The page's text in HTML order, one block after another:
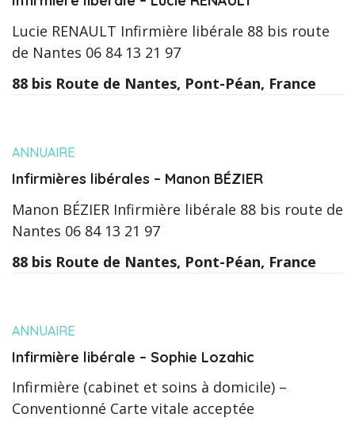
Lucie RENAULT Infirmière libérale 88 bis route
de Nantes 06 84 13 21 97
88 bis Route de Nantes, Pont-Péan, France
ANNUAIRE
Infirmières libérales – Manon BÉZIER
Manon BÉZIER Infirmière libérale 88 bis route de
Nantes 06 84 13 21 97
88 bis Route de Nantes, Pont-Péan, France
ANNUAIRE
Infirmière libérale – Sophie Lozahic
Infirmière (cabinet et soins à domicile) –
Conventionné Carte vitale acceptée